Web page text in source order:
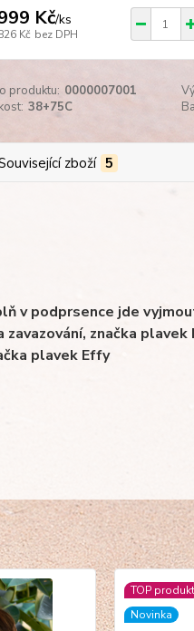
Kč/ks
Kč bez DPH
produktu: 0000007001
38+75C
zboží 5
v podprsence jde
zavazování, značka plavek
plavek Effy
TOP produkt
Novinka